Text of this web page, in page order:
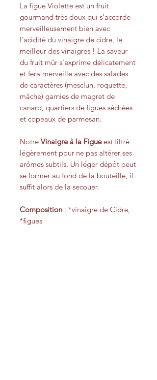
La figue Violette est un fruit
gourmand très doux qui s'accorde
merveilleusement bien avec
l'acidité du vinaigre de cidre, le
meilleur des vinaigres ! La saveur
du fruit mûr s'exprime délicatement
et fera merveille avec des salades
de caractères (mesclun, roquette,
mâche) garnies de magret de
canard, quartiers de figues séchées
et copeaux de parmesan.
Notre Vinaigre à la Figueest filtré
légèrement pour ne pas altérer ses
arômes subtils. Un léger dépôt peut
se former au fond de la bouteille, il
suffit alors de la secouer.
Composition : *vinaigre de Cidre,
*figues